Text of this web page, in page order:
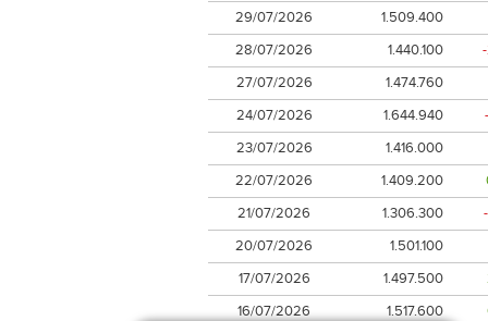
29/07/2026
1.509.400
28/07/2026
1.440.100
27/07/2026
1.474.760
24/07/2026
1.644.940
23/07/2026
1.416.000
22/07/2026
1.409.200
21/07/2026
1.306.300
20/07/2026
1.501.100
17/07/2026
1.497.500
16/07/2026
1.517.600